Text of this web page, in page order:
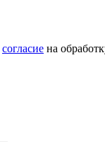
согласие на